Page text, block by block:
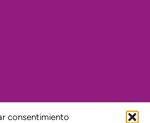
consentimiento